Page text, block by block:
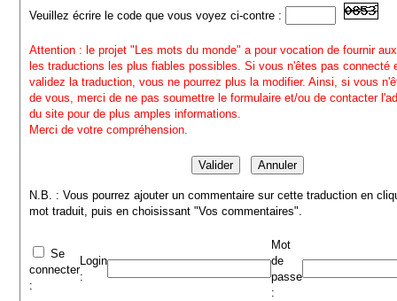
Veuillez écrire le code que vous voyez ci-contre :
Attention : le projet "Les mots du monde" a pour vocation de fournir
les traductions les plus fiables possibles. Si vous n'êtes pas connecté
validez la traduction, vous ne pourrez plus la modifier. Ainsi, si vous
de vous, merci de ne pas soumettre le formulaire et/ou de contacter
du site pour de plus amples informations.
Merci de votre compréhension.
N.B. : Vous pourrez ajouter un commentaire sur cette traduction en
mot traduit, puis en choisissant "Vos commentaires".
Se
connecter
:
Login
:
Mot
de
passe
: